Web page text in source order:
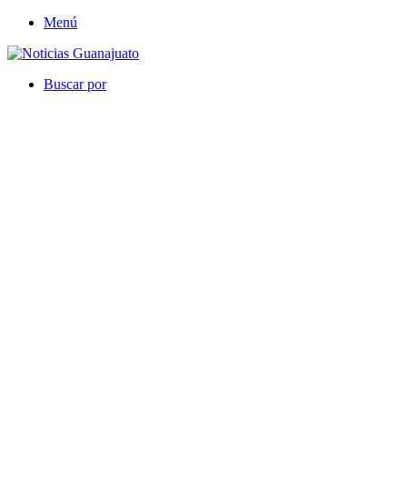
Menú
Buscar por